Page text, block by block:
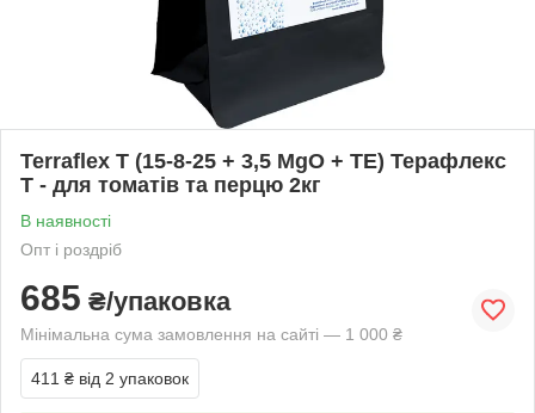
Terraflex Т (15-8-25 + 3,5 MgO + TЕ) Терафлекс
Т - для томатів та перцю 2кг
В наявності
Опт і роздріб
685 ₴/упаковка
Мінімальна сума замовлення на сайті — 1 000 ₴
411 ₴ від 2 упаковок